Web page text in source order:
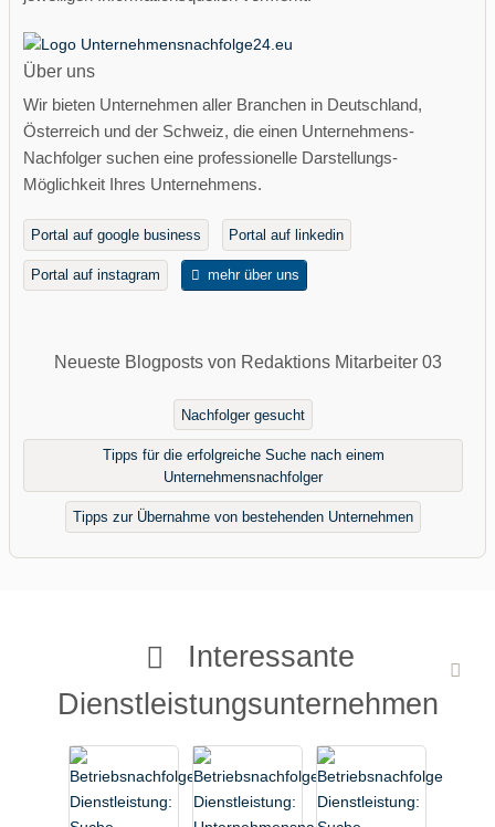
Interessante
Dienstleistungsunternehmen
Über uns
Wir bieten Unternehmen aller Branchen in Deutschland,
Österreich und der Schweiz, die einen Unternehmens-
Nachfolger suchen eine professionelle Darstellungs-
Möglichkeit Ihres Unternehmens.
Portal auf google business Portal auf linkedin
Portal auf instagram mehr über uns
Neueste Blogposts von Redaktions Mitarbeiter 03
Nachfolger gesucht
Tipps für die erfolgreiche Suche nach einem
Unternehmensnachfolger
Tipps zur Übernahme von bestehenden Unternehmen